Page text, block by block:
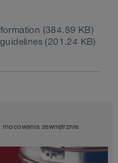
(384.89 KB)
(201.24 KB)
zewnętrznie